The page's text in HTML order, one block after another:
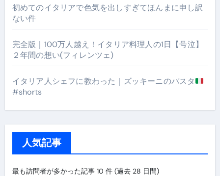
初めてのイタリアで色気を出しすぎてほんまに申し訳
ない件
完全版｜100万人越え！イタリア料理人の1日【号泣】
２年間の想い(フィレンツェ)
イタリア人シェフに教わった｜ズッキーニのパスタ
#shorts
人気記事
最も訪問者が多かった記事 10 件 (過去 28 日間)